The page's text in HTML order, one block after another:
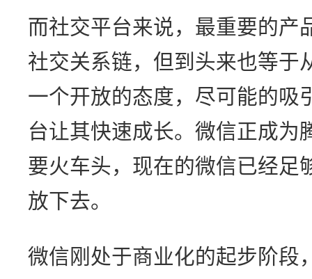
而社交平台来说，最重要的产
社交关系链，但到头来也等于
一个开放的态度，尽可能的吸
台让其快速成长。微信正成为
要火车头，现在的微信已经足
放下去。
微信刚处于商业化的起步阶段